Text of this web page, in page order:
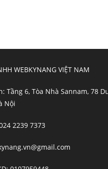
WEBKYNANG VIỆT NAM
Tầng 6, Tòa Nhà Sannam, 78
Nội
2239 7373